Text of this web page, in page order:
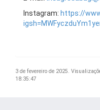
Instagram: https://
3 de fevereiro de 2025.
18:35:47